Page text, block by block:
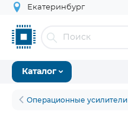
Екатеринбург
Каталог
Операционные усилители